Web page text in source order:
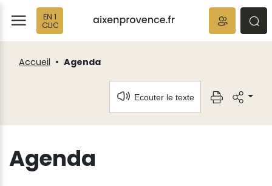
EN 1
CLIC
Accueil Agenda
Ecouter le texte
Agenda
Fenêtre
de
chat
Panneau de gestion des cookies